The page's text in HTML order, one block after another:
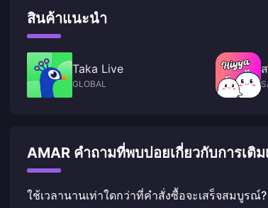
สินค้าแนะนำ
Taka Live
GLOBAL
AMAR คำถามที่พบบ่อยเกี่ยวกับการเติม
ใช้เวลานานเท่าใดกว่าที่คำสั่งซื้อจะเสร็จสมบูรณ์?